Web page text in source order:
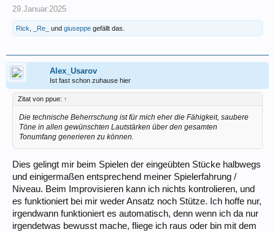
29.Januar.2025
Rick _Re_ und giuseppe gefällt das.
Alex_Usarov
Ist fast schon zuhause hier
Zitat von ppue: ↑
Die technische Beherrschung ist für mich eher die Fähigkeit, saubere
Töne in allen gewünschten Lautstärken über den gesamten
Tonumfang generieren zu können.
Dies gelingt mir beim Spielen der eingeübten Stücke halbwegs
und einigermaßen entsprechend meiner Spielerfahrung /
Niveau. Beim Improvisieren kann ich nichts kontrolieren, und
es funktioniert bei mir weder Ansatz noch Stütze. Ich hoffe nur,
irgendwann funktioniert es automatisch, denn wenn ich da nur
irgendetwas bewusst mache, fliege ich raus oder bin mit dem